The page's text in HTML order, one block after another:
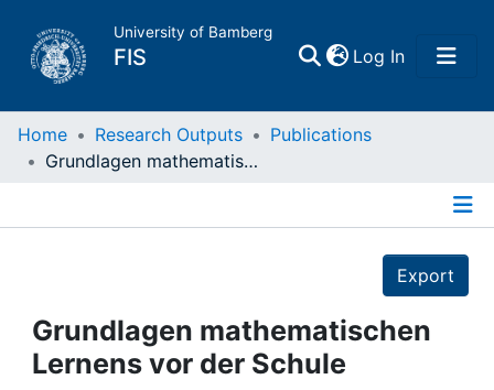
University of Bamberg
FIS Log In(current)
Home
Projects
People
Home Research Outputs
Publications
Grundlagen mathematischen Lernens vor der Schule
Export
Grundlagen mathematischen
Lernens vor der Schule